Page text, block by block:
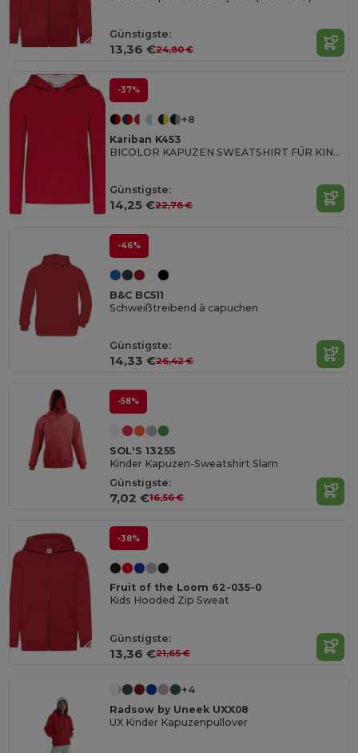
Günstigste:
13,36 €24,80 €
-37%
+8
Kariban K453
BICOLOR KAPUZEN SWEATSHIRT FÜR KINDER
Günstigste:
14,25 €22,78 €
-46%
B&C BC511
Schweißtreibend à capuchen
Günstigste:
14,33 €26,42 €
-58%
SOL'S 13255
Kinder Kapuzen-Sweatshirt Slam
Günstigste:
7,02 €16,56 €
-38%
Fruit of the Loom 62-035-0
Kids Hooded Zip Sweat
Günstigste:
13,36 €21,65 €
+4
Radsow by Uneek UXX08
UX Kinder Kapuzenpullover